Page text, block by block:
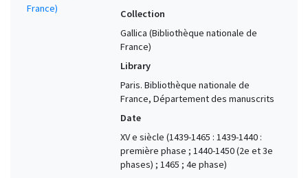
Collection
Gallica (Bibliothèque nationale de
France)
Library
Paris. Bibliothèque nationale de
France, Département des manuscrits
Date
XV e siècle (1439-1465 : 1439-1440 :
première phase ; 1440-1450 (2e et 3e
phases) ; 1465 ; 4e phase)